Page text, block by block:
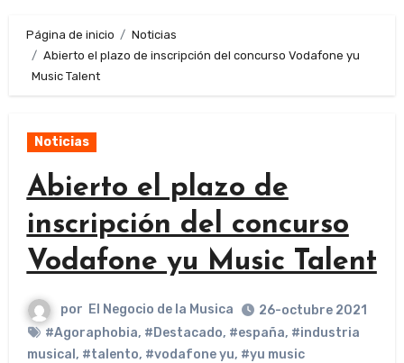
Página de inicio
Noticias
Abierto el plazo de inscripción del concurso Vodafone yu
Music Talent
Noticias
Abierto el plazo de
inscripción del concurso
Vodafone yu Music Talent
por El Negocio de la Musica
26-octubre 2021
#Agoraphobia, #Destacado, #españa, #industria
musical , #talento, #vodafone yu, #yu music